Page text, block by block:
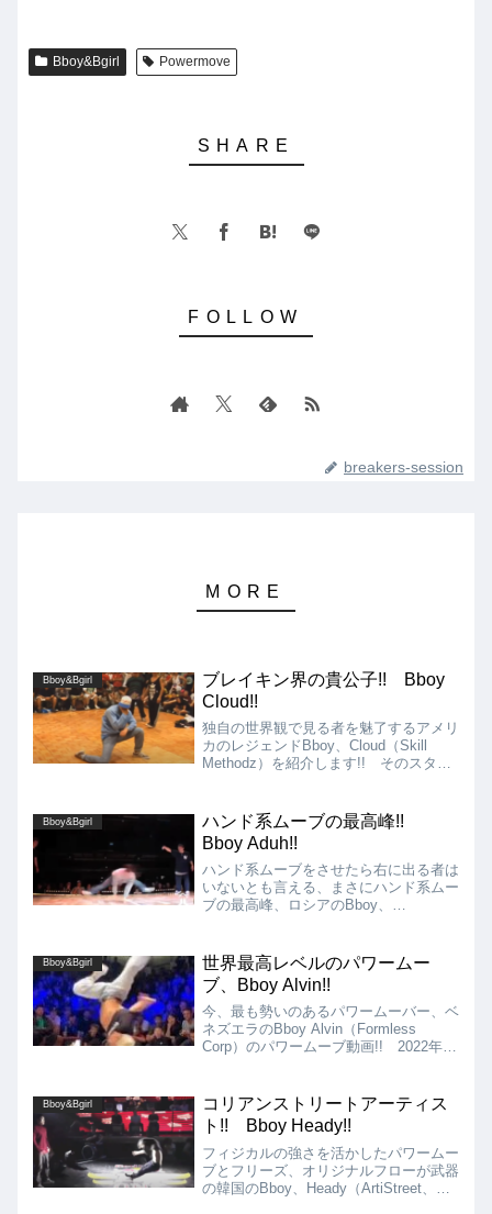
Bboy&Bgirl Powermove
breakers-session
Bboy&Bgirl
ブレイキン界の貴公子!! Bboy
Cloud!!
独自の世界観で見る者を魅了するアメリ
カのレジェンドBboy、Cloud（Skill
Methodz）を紹介します!! そのスタイ
の取り方などの表現がズバ抜けて上手
く、ダンサーの枠を優に超えており、も
はやアクターと言えるのではないでしょ
うか!!
Bboy&Bgirl
ハンド系ムーブの最高峰!!
Bboy Aduh!!
ハンド系ムーブをさせたら右に出る者は
いないとも言える、まさにハンド系ムー
ブの最高峰、ロシアのBboy、
マーやUFOなどはもちろんのこと、開
脚した状態や足をかけた状態、座禅の状
態でのハンドスピンを使いこなします!!
Bboy&Bgirl
世界最高レベルのパワームー
ブ、Bboy Alvin!!
今、最も勢いのあるパワームーバー、ベ
ネズエラのBboy Alvin（Formless
Corp）のパワームーブ動画!! 2022年の
Bboy&Bgirl
コリアンストリートアーティス
ト!! Bboy Heady!!
フィジカルの強さを活かしたパワームー
ブとフリーズ、オリジナルフローが武器
の韓国のBboy、Heady（ArtiStreet、